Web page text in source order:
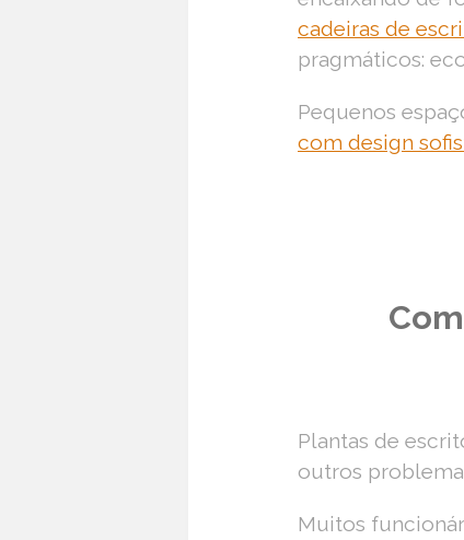
cadeiras de
pragmáticos:
Pequenos
com design
Plantas de
outros
Muitos